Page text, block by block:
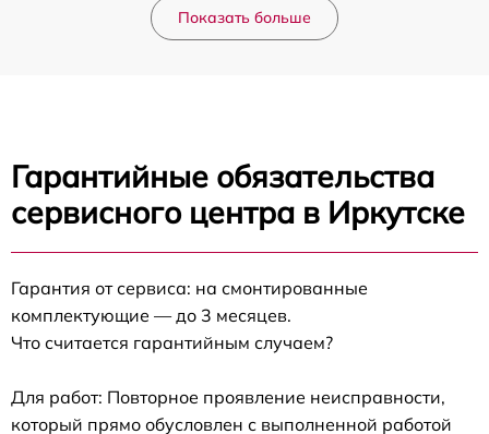
Показать больше
Гарантийные обязательства
сервисного центра в Иркутске
Гарантия от сервиса: на смонтированные
комплектующие — до 3 месяцев.
Что считается гарантийным случаем?
Для работ: Повторное проявление неисправности,
который прямо обусловлен с выполненной работой